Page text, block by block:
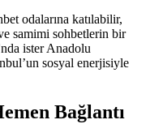
odalarına katılabilir,
samimi sohbetlerin bir
ister Anadolu
sosyal enerjisiyle
Bağlantı